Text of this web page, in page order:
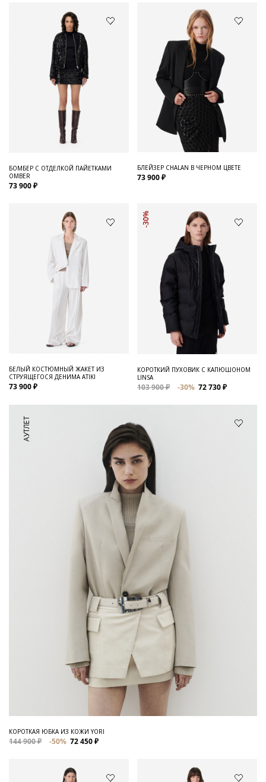
БОМБЕР С ОТДЕЛКОЙ ПАЙЕТКАМИ
OMBER
73 900 ₽
БЛЕЙЗЕР CHALAN В ЧЕРНОМ ЦВЕТЕ
73 900 ₽
БЕЛЫЙ КОСТЮМНЫЙ ЖАКЕТ ИЗ
СТРУЯЩЕГОСЯ ДЕНИМА ATIKI
73 900 ₽
-30%
КОРОТКИЙ ПУХОВИК С КАПЮШОНОМ
LINSA
103 900 ₽ -30% 72 730 ₽
АУТЛЕТ
КОРОТКАЯ ЮБКА ИЗ КОЖИ YORI
144 900 ₽ -50% 72 450 ₽